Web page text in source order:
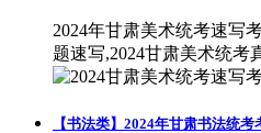
2024年甘肃美术统考速写
题速写,2024甘肃美术统考
【书法类】2024年甘肃书法统考